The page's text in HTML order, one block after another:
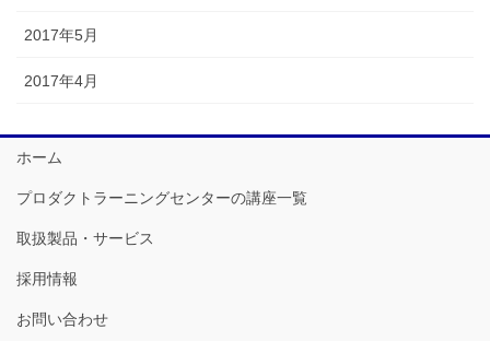
2017年5月
2017年4月
ホーム
プロダクトラーニングセンターの講座一覧
取扱製品・サービス
採用情報
お問い合わせ